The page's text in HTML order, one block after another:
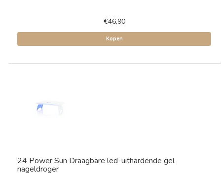
€46,90
Kopen
24 Power Sun Draagbare led-uithardende gel
nageldroger